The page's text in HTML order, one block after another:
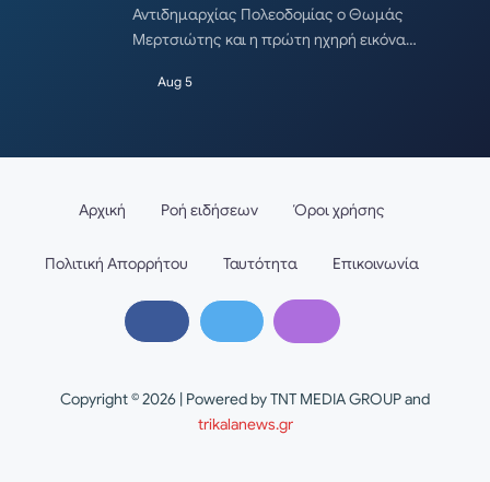
Αντιδημαρχίας Πολεοδομίας ο Θωμάς
Μερτσιώτης και η πρώτη ηχηρή εικόνα…
Aug 5
Copyright © 2026 | Powered by TNT MEDIA GROUP and
trikalanews.gr
Αρχική Ροή ειδήσεων Όροι χρήσης
Πολιτική Απορρήτου Ταυτότητα Επικοινωνία